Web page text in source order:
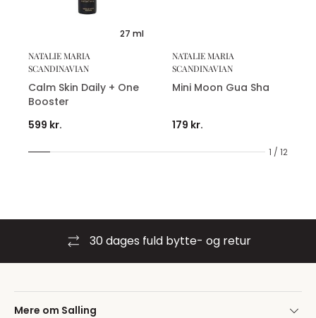
1 / 12
27 ml
NATALIE MARIA
SCANDINAVIAN
Calm Skin Daily + One
Booster
599 kr.
NATALIE MARIA
SCANDINAVIAN
Mini Moon Gua Sha
179 kr.
30 dages fuld bytte- og retur
Mere om Salling